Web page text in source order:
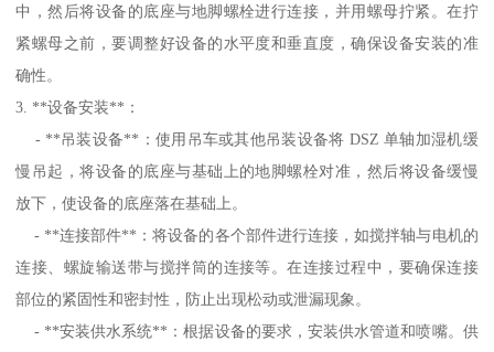
中，然后将设备的底座与地脚螺栓进行连接，并用螺母拧紧。在拧
紧螺母之前，要调整好设备的水平度和垂直度，确保设备安装的准
确性。
3. **设备安装**：
- **吊装设备**：使用吊车或其他吊装设备将 DSZ 单轴加湿机缓
慢吊起，将设备的底座与基础上的地脚螺栓对准，然后将设备缓慢
放下，使设备的底座落在基础上。
- **连接部件**：将设备的各个部件进行连接，如搅拌轴与电机的
连接、螺旋输送带与搅拌筒的连接等。在连接过程中，要确保连接
部位的紧固性和密封性，防止出现松动或泄漏现象。
- **安装供水系统**：根据设备的要求，安装供水管道和喷嘴。供